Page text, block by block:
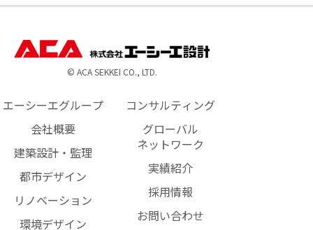
© ACA SEKKEI CO., LTD.
エーシーエグループ
会社概要
建築設計・監理
都市デザイン
リノベーション
環境デザイン
コンサルティング
グローバル
ネットワーク
実績紹介
採用情報
お問い合わせ